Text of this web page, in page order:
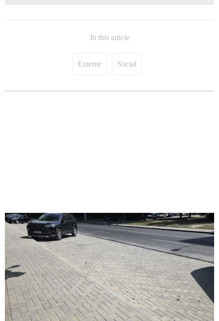
In this article
Externe Social